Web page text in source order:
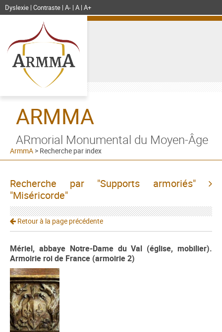
Dyslexie Contraste A- A A+
ARMMA
ARmorial Monumental du Moyen-Âge
ArmmA > Recherche par index
Recherche par "Supports armoriés"
"Miséricorde"
Retour à la page précédente
Mériel, abbaye Notre-Dame du Val (église, mobilier).
Armoirie roi de France (armoirie 2)